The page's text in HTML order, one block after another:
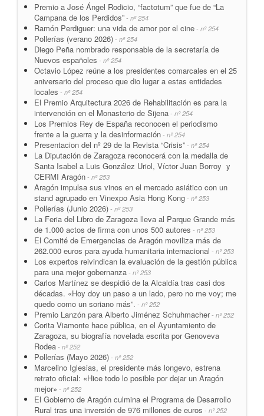
Premio a José Ángel Rodicio, “factotum” que fue de “La
Campana de los Perdidos” - nº 254
Ramón Perdiguer: una vida de amor por el cine - nº 254
Pollerías (verano 2026) - nº 254
Diego Peña nombrado responsable de la secretaría de
Nuevos españoles - nº 254
Octavio López reúne a los presidentes comarcales en el 25
aniversario del proceso que dio lugar a estas entidades
locales - nº 254
El Premio Arquitectura 2026 de Rehabilitación es para la
intervención en el Monasterio de Sijena - nº 254
Los Premios Rey de España reconocen el periodismo
frente a la guerra y la desinformación - nº 254
Presentacion del nº 29 de la Revista “Crisis” - nº 254
La Diputación de Zaragoza reconocerá con la medalla de
Santa Isabel a Luis González Uriol, Víctor Juan Borroy y
CERMI Aragón - nº 253
Aragón impulsa sus vinos en el mercado asiático con un
stand agrupado en Vinexpo Asia Hong Kong - nº 253
Pollerías (Junio 2026) - nº 253
La Feria del Libro de Zaragoza lleva al Parque Grande más
de 1.000 actos de firma con unos 500 autores - nº 253
El Comité de Emergencias de Aragón moviliza más de
262.000 euros para ayuda humanitaria internacional - nº 253
Los expertos reivindican la evaluación de la gestión pública
para una mejor gobernanza - nº 253
Carlos Martínez se despidió de la Alcaldía tras casi dos
décadas. «Hoy doy un paso a un lado, pero no me voy; me
quedo como un soriano más”. - nº 252
Premio Lanzón para Alberto Jiménez Schuhmacher- nº 252
Corita Viamonte hace pública, en el Ayuntamiento de
Zaragoza, su biografía novelada escrita por Genoveva
Rodea - nº 252
Pollerías (Mayo 2026) - nº 252
Marcelino Iglesias, el presidente más longevo, estrena
retrato oficial: «Hice todo lo posible por dejar un Aragón
mejor» - nº 252
El Gobierno de Aragón culmina el Programa de Desarrollo
Rural tras una inversión de 976 millones de euros - nº 252